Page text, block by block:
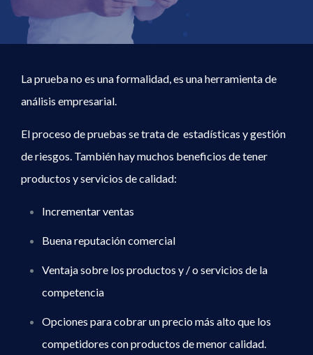
La prueba no es una formalidad, es una herramienta de
análisis empresarial.
El proceso de pruebas se trata de estadísticas y gestión
de riesgos. También hay muchos beneficios de tener
productos y servicios de calidad:
Incrementar ventas
Buena reputación comercial
Ventaja sobre los productos y / o servicios de la
competencia
Opciones para cobrar un precio más alto que los
competidores con productos de menor calidad.